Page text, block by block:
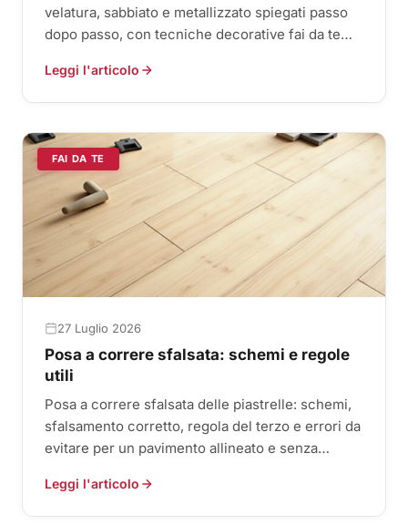
velatura, sabbiato e metallizzato spiegati passo
dopo passo, con tecniche decorative fai da te
Leggi l'articolo
FAI DA TE
27 Luglio 2026
Posa a correre sfalsata: schemi e regole
utili
Posa a correre sfalsata delle piastrelle: schemi,
sfalsamento corretto, regola del terzo e errori da
evitare per un pavimento allineato e senza
Leggi l'articolo